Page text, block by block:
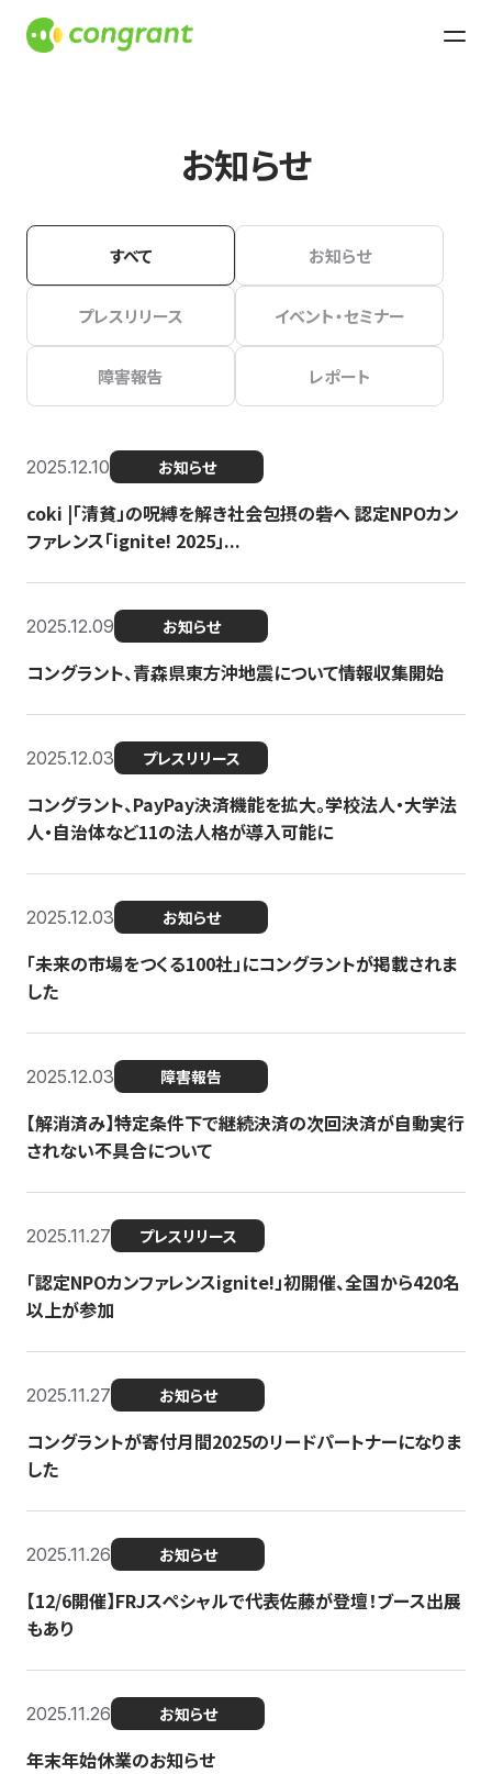
お知らせ
すべて お知らせ
プレスリリース イベント・セミナー
障害報告 レポート
2025.12.10 お知らせ
coki |「清貧」の呪縛を解き社会包摂の砦へ 認定NPOカン
ファレンス「ignite! 2025」...
2025.12.09 お知らせ
コングラント、青森県東方沖地震について情報収集開始
2025.12.03 プレスリリース
コングラント、PayPay決済機能を拡大。学校法人・大学法
人・自治体など11の法人格が導入可能に
2025.12.03 お知らせ
「未来の市場をつくる100社」にコングラントが掲載されま
した
2025.12.03 障害報告
【解消済み】特定条件下で継続決済の次回決済が自動実行
されない不具合について
2025.11.27 プレスリリース
「認定NPOカンファレンスignite!」初開催、全国から420名
以上が参加
2025.11.27 お知らせ
コングラントが寄付月間2025のリードパートナーになりま
した
2025.11.26 お知らせ
【12/6開催】FRJスペシャルで代表佐藤が登壇！ブース出展
もあり
2025.11.26 お知らせ
年末年始休業のお知らせ